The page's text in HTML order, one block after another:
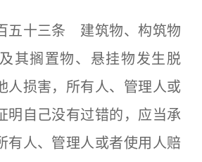
十三条 建筑物、构筑物
其搁置物、悬挂物发生脱
人损害，所有人、管理人或
明自己没有过错的，应当承
有人、管理人或者使用人赔